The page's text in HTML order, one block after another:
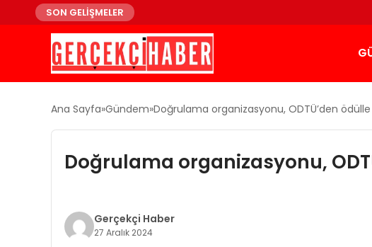
SON GELİŞMELER
Ana Sayfa Gündem Doğrulama organizasyonu, ODTÜ’den
Doğrulama organizasyonu,
Gerçekçi Haber
27 Aralık 2024